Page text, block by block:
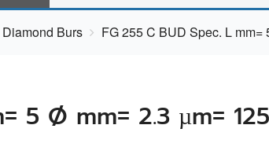
Burs FG 255 C BUD Spec. L
5 Ø mm= 2.3 µm= 125